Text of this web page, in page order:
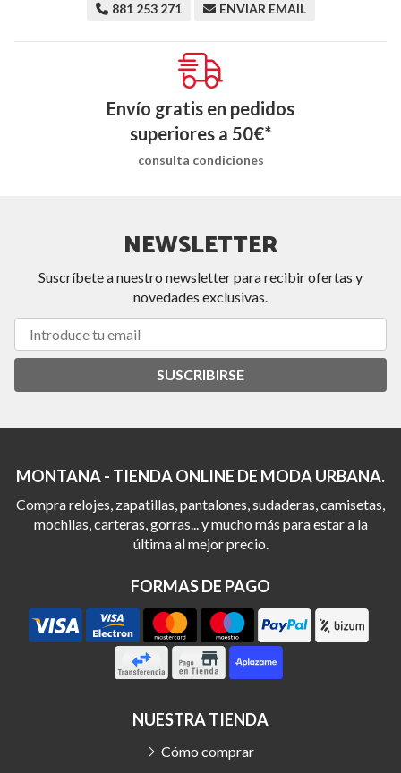
881 253 271 ENVIAR EMAIL
Envío gratis en pedidos
superiores a 50€*
consulta condiciones
NEWSLETTER
Suscríbete a nuestro newsletter para recibir ofertas y
novedades exclusivas.
SUSCRIBIRSE
MONTANA - TIENDA ONLINE DE MODA URBANA.
Compra relojes, zapatillas, pantalones, sudaderas, camisetas,
mochilas, carteras, gorras... y mucho más para estar a la
última al mejor precio.
FORMAS DE PAGO
NUESTRA TIENDA
Cómo comprar